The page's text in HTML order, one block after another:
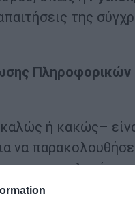
της
Πληροφορικών
ή κακώς–
να
και επιλογής
το δυνατόν